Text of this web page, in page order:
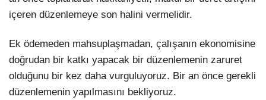
içeren düzenlemeye son halini vermelidir.
Ek ödemeden mahsuplaşmadan, çalışanın ekonomisine
doğrudan bir katkı yapacak bir düzenlemenin zaruret
olduğunu bir kez daha vurguluyoruz. Bir an önce gerekli
düzenlemenin yapılmasını bekliyoruz.